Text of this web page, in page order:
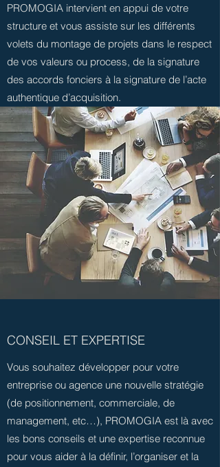
PROMOGIA intervient en appui de votre
structure et vous assiste sur les différents
volets du montage de projets dans le respect
de vos valeurs ou process, de la signature
des accords fonciers à la signature de l’acte
authentique d’acquisition.
CONSEIL ET EXPERTISE
Vous souhaitez développer pour votre
entreprise ou agence une nouvelle stratégie
(de positionnement, commerciale, de
management, etc…), PROMOGIA est là avec
les bons conseils et une expertise reconnue
pour vous aider à la définir, l’organiser et la